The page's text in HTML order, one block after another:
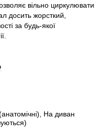
вільно циркулювати
досить жорсткий,
за будь-якої
На диван